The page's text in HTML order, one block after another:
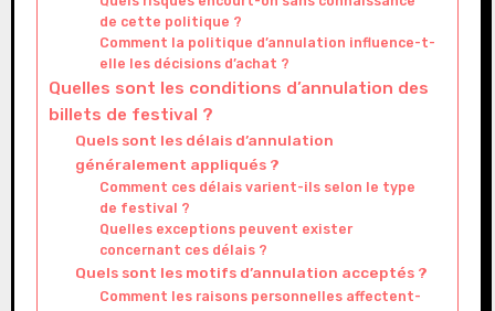
de cette politique ?
Comment la politique d’annulation influence-t-
elle les décisions d’achat ?
Quelles sont les conditions d’annulation des
billets de festival ?
Quels sont les délais d’annulation
généralement appliqués ?
Comment ces délais varient-ils selon le type
de festival ?
Quelles exceptions peuvent exister
concernant ces délais ?
Quels sont les motifs d’annulation acceptés ?
Comment les raisons personnelles affectent-